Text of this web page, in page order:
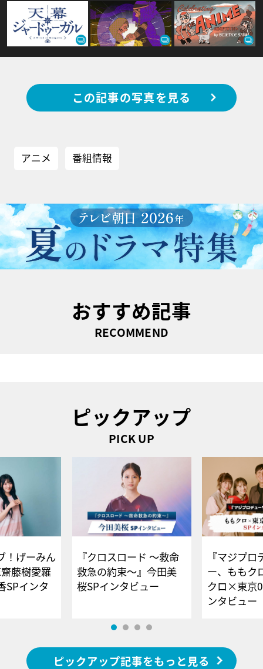
この記事の写真を見る
アニメ 番組情報
おすすめ記事
RECOMMEND
ピックアップ
PICK UP
！げーみん
藤樹愛羅
SPインタ
『クロスロード ～救命
救急の約束～』今田美
桜SPインタビュー
『マジプロ
ー、ももク
クロ×東京
ンタビュー
ピックアップ記事をもっと見る